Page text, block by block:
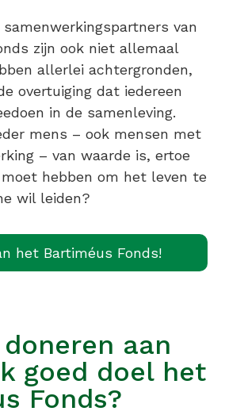
van
zijn ook niet allemaal
allerlei achtergronden,
overtuiging dat iedereen
in de samenleving.
mens – ook mensen met
– van waarde is, ertoe
hebben om het leven te
wil leiden?
het Bartiméus Fonds!
aan
goed doel het
Fonds?